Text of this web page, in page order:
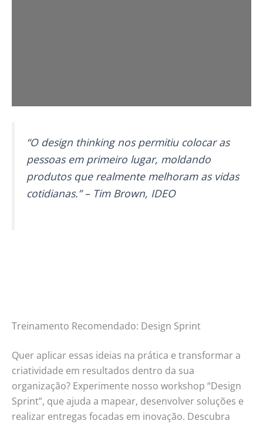
“O design thinking nos permitiu colocar as
pessoas em primeiro lugar, moldando
produtos que realmente melhoram as vidas
cotidianas.” – Tim Brown, IDEO
Treinamento Recomendado: Design Sprint
Quer aplicar essas ideias na prática e transformar a
criatividade em resultados dentro da sua
organização? Experimente nosso workshop “Design
Sprint”, que ajuda a mapear, desenvolver soluções e
realizar entregas focadas em inovação. Descubra